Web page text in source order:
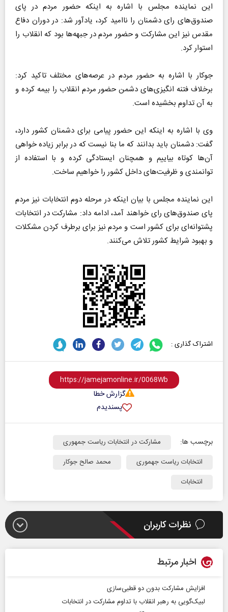
این نماینده مجلس با اشاره به اینکه حضور مردم در پای
صندوق‌های رای دشمنان را ناامید کرد، یادآور شد: در دوران دفاع
مقدس نیز این مشارکت و حضور مردم در جبهه‌ها بود که انقلاب را
استوار کرد.
جوکار با اشاره به حضور مردم در عرصه‌های مختلف تاکید کرد:
برخلاف فتنه انگیزی‌های دشمن حضور مردم انقلاب را بیمه کرده و
به آن تداوم بخشیده است.
وی با اشاره به اینکه این حضور پیامی برای دشمنان کشور دارد،
گفت: دشمنان باید بدانند که ما بنا نیست که در برابر زیاده خواهی
آن‌ها کوتاه بیاییم و همچنان ایستادگی کرده و با استفاده از
توانمندی و ظرفیت‌های داخل کشور را خواهیم ساخت.
‌این نماینده مجلس با بیان اینکه در مرحله دوم انتخابات نیز مردم
پای صندوق‌های رای خواهند آمد، ادامه داد: مشارکت در انتخابات
پشتوانه‌ای برای کشور است و مردم نیز برای برطرف کردن مشکلات
و بهبود شرایط کشور تلاش می‌کنند.
اشتراک گذاری :
گزارش خطا
پسندیدم
برچسب ها:
مشارکت در انتخابات ریاست جمهوری
انتخابات ریاست جهموری
محمد صالح جوکار
انتخابات
نظرات کاربران
اخبار مرتبط
افزایش مشارکت بدون دو قطبی‌سازی
لبیک‌گویی به رهبر انقلاب با تداوم مشارکت در انتخابات